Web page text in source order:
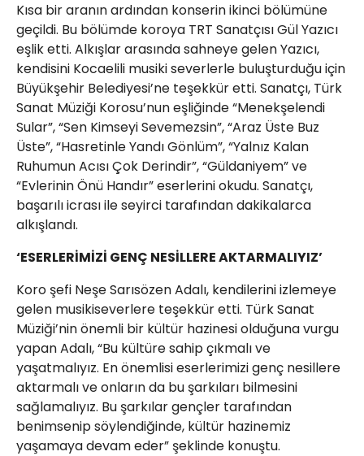
Kısa bir aranın ardından konserin ikinci bölümüne
geçildi. Bu bölümde koroya TRT Sanatçısı Gül Yazıcı
eşlik etti. Alkışlar arasında sahneye gelen Yazıcı,
kendisini Kocaelili musiki severlerle buluşturduğu için
Büyükşehir Belediyesi’ne teşekkür etti. Sanatçı, Türk
Sanat Müziği Korosu’nun eşliğinde “Menekşelendi
Sular”, “Sen Kimseyi Sevemezsin”, “Araz Üste Buz
Üste”, “Hasretinle Yandı Gönlüm”, “Yalnız Kalan
Ruhumun Acısı Çok Derindir”, “Güldaniyem” ve
“Evlerinin Önü Handır” eserlerini okudu. Sanatçı,
başarılı icrası ile seyirci tarafından dakikalarca
alkışlandı.
‘ESERLERİMİZİ GENÇ NESİLLERE AKTARMALIYIZ’
Koro şefi Neşe Sarısözen Adalı, kendilerini izlemeye
gelen musikiseverlere teşekkür etti. Türk Sanat
Müziği’nin önemli bir kültür hazinesi olduğuna vurgu
yapan Adalı, “Bu kültüre sahip çıkmalı ve
yaşatmalıyız. En önemlisi eserlerimizi genç nesillere
aktarmalı ve onların da bu şarkıları bilmesini
sağlamalıyız. Bu şarkılar gençler tarafından
benimsenip söylendiğinde, kültür hazinemiz
yaşamaya devam eder” şeklinde konuştu.